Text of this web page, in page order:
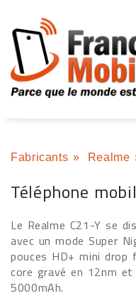
Fabricants » Realme
Téléphone
Le Realme C21-Y se
avec un mode Super
pouces HD+ mini drop
core gravé en 12nm
5000mAh.